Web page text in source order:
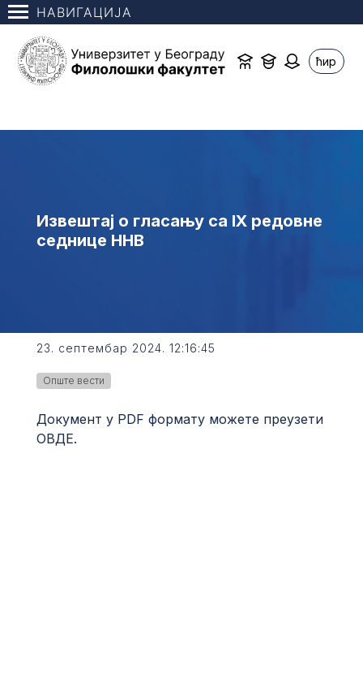
НАВИГАЦИЈА
ћир
Извештај о гласању са IX редовне
седнице ННВ
23. септембар 2024. 12:16:45
Опште вести
Документ у PDF формату можете преузети
ОВДЕ.